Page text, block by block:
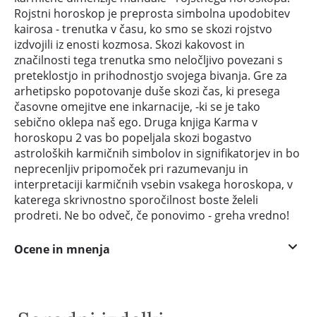
Rojstni horoskop je preprosta simbolna upodobitev
kairosa - trenutka v času, ko smo se skozi rojstvo
izdvojili iz enosti kozmosa. Skozi kakovost in
značilnosti tega trenutka smo neločljivo povezani s
preteklostjo in prihodnostjo svojega bivanja. Gre za
arhetipsko popotovanje duše skozi čas, ki presega
časovne omejitve ene inkarnacije, -ki se je tako
sebično oklepa naš ego. Druga knjiga Karma v
horoskopu 2 vas bo popeljala skozi bogastvo
astroloških karmičnih simbolov in signifikatorjev in bo
neprecenljiv pripomoček pri razumevanju in
interpretaciji karmičnih vsebin vsakega horoskopa, v
katerega skrivnostno sporočilnost boste želeli
prodreti. Ne bo odveč, če ponovimo - greha vredno!
Ocene in mnenja